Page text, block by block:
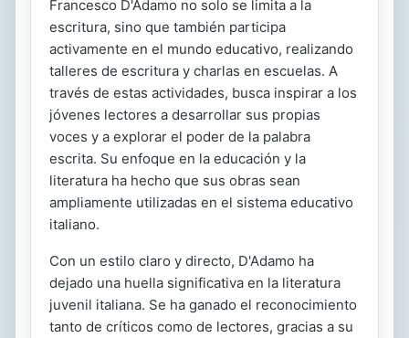
Francesco D'Adamo no solo se limita a la
escritura, sino que también participa
activamente en el mundo educativo, realizando
talleres de escritura y charlas en escuelas. A
través de estas actividades, busca inspirar a los
jóvenes lectores a desarrollar sus propias
voces y a explorar el poder de la palabra
escrita. Su enfoque en la educación y la
literatura ha hecho que sus obras sean
ampliamente utilizadas en el sistema educativo
italiano.
Con un estilo claro y directo, D'Adamo ha
dejado una huella significativa en la literatura
juvenil italiana. Se ha ganado el reconocimiento
tanto de críticos como de lectores, gracias a su